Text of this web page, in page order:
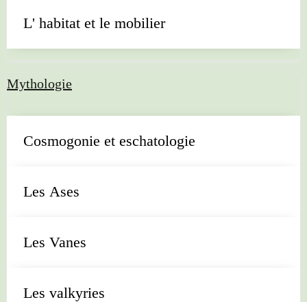
L' habitat et le mobilier
Mythologie
Cosmogonie et eschatologie
Les Ases
Les Vanes
Les valkyries